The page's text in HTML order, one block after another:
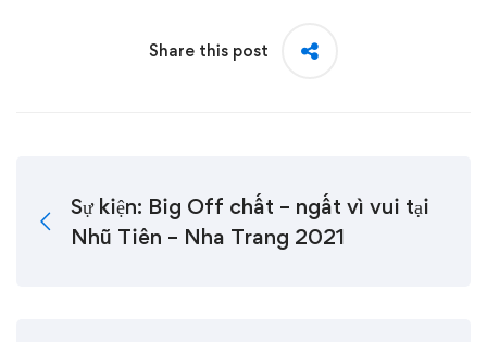
Share this post
Sự kiện: Big Off chất – ngất vì vui tại
Nhũ Tiên – Nha Trang 2021